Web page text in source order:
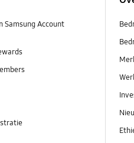
Samsung Account